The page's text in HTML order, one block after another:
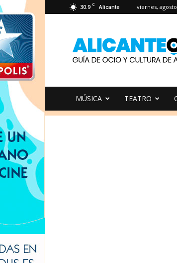
30.9 C Alicante viernes,
MÚSICA TEATRO